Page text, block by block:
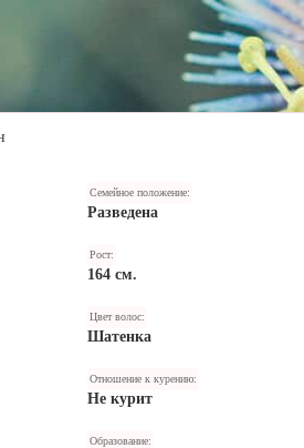
Семейное положение:
Разведена
Рост:
164 см.
Цвет волос:
Шатенка
Отношение к курению:
Не курит
Образование: